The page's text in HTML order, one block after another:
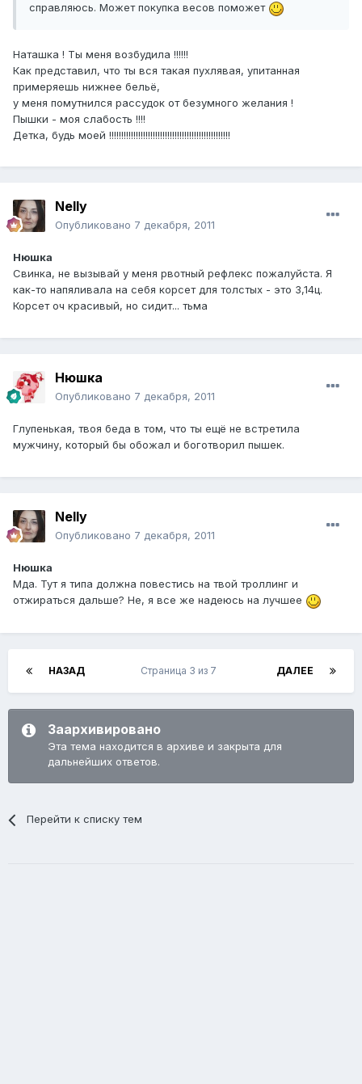
справляюсь. Может покупка весов поможет
Наташка ! Ты меня возбудила !!!!!!
Как представил, что ты вся такая пухлявая, упитанная
примеряешь нижнее бельё,
у меня помутнился рассудок от безумного желания !
Пышки - моя слабость !!!!
Детка, будь моей !!!!!!!!!!!!!!!!!!!!!!!!!!!!!!!!!!!!!!!!!!!!!!!!!!
Nelly
Опубликовано 7 декабря, 2011
Нюшка
Свинка, не вызывай у меня рвотный рефлекс пожалуйста. Я
как-то напяливала на себя корсет для толстых - это 3,14ц.
Корсет оч красивый, но сидит... тьма
Нюшка
Опубликовано 7 декабря, 2011
Глупенькая, твоя беда в том, что ты ещё не встретила
мужчину, который бы обожал и боготворил пышек.
Nelly
Опубликовано 7 декабря, 2011
Нюшка
Мда. Тут я типа должна повестись на твой троллинг и
отжираться дальше? Не, я все же надеюсь на лучшее
НАЗАД ДАЛЕЕ
Страница 3 из 7
Заархивировано
Эта тема находится в архиве и закрыта для
дальнейших ответов.
Перейти к списку тем